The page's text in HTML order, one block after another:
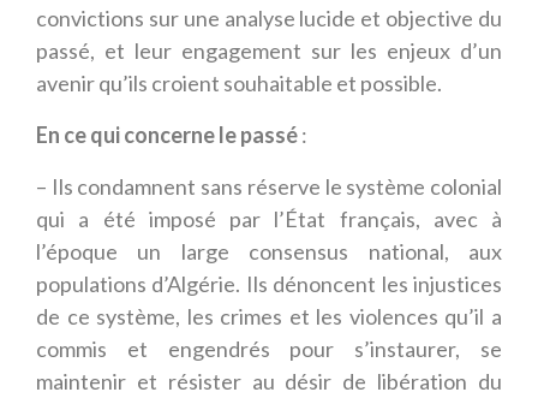
convictions sur une analyse lucide et objective du
passé, et leur engagement sur les enjeux d’un
avenir qu’ils croient souhaitable et possible.
En ce qui concerne le passé:
– Ils condamnent sans réserve le système colonial
qui a été imposé par l’État français, avec à
l’époque un large consensus national, aux
populations d’Algérie. Ils dénoncent les injustices
de ce système, les crimes et les violences qu’il a
commis et engendrés pour s’instaurer, se
maintenir et résister au désir de libération du